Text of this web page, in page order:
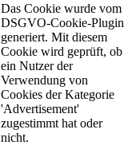
Das Cookie wurde vom
DSGVO-Cookie-Plugin
generiert. Mit diesem
Cookie wird geprüft, ob
ein Nutzer der
Verwendung von
Cookies der Kategorie
'Advertisement'
zugestimmt hat oder
nicht.